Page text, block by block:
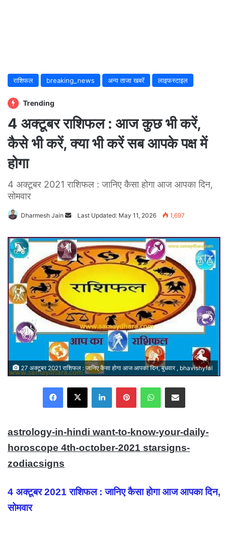
राशिफल breaking_news अन्य ताजा खबरें लाइफस्टाइल
Trending
4 अक्टूबर राशिफल : आज कुछ भी करें,
कैसे भी करें, क्या भी करें सब आपके पक्ष में
होगा
4 अक्टूबर 2021 राशिफल : जानिए कैसा होगा आज आपका दिन,
सोमवार
Dharmesh Jain
Send
email
Last Updated: May 11, 2026 1,697
27 अक्टूबर 2021 राशिफल : जानिए कैसा होगा आज आपका दिन, बुधवार , bhavishyfal
astrology-in-hindi want-to-know-your-daily-
horoscope 4th-october-2021 starsigns-
zodiacsigns
4 अक्टूबर 2021 राशिफल : जानिए कैसा होगा आज आपका दिन,
सोमवार